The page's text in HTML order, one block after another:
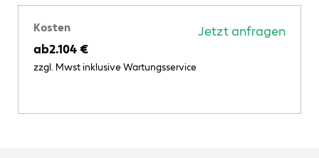
Kosten
ab2.104 €
zzgl. Mwst inklusive Wartungsservice
Jetzt anfragen